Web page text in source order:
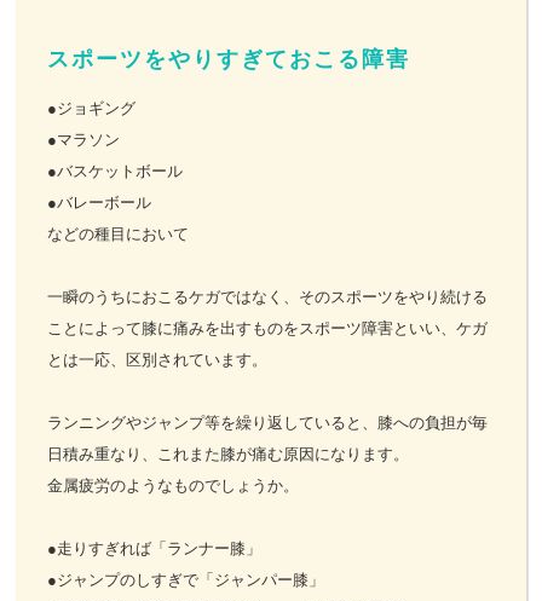
スポーツをやりすぎておこる障害
●ジョギング
●マラソン
●バスケットボール
●バレーボール
などの種目において
一瞬のうちにおこるケガではなく、そのスポーツをやり続ける
ことによって膝に痛みを出すものをスポーツ障害といい、ケガ
とは一応、区別されています。
ランニングやジャンプ等を繰り返していると、膝への負担が毎
日積み重なり、これまた膝が痛む原因になります。
金属疲労のようなものでしょうか。
●走りすぎれば「ランナー膝」
●ジャンプのしすぎで「ジャンパー膝」